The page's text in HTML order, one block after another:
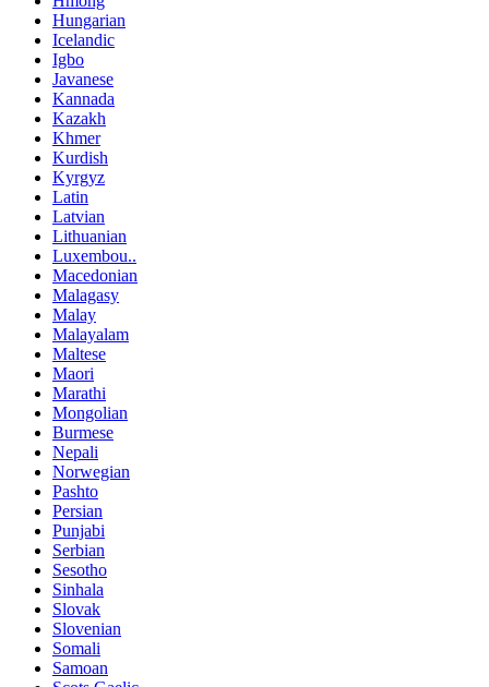
Hungarian
Icelandic
Igbo
Javanese
Kannada
Kazakh
Khmer
Kurdish
Kyrgyz
Latin
Latvian
Lithuanian
Luxembou..
Macedonian
Malagasy
Malay
Malayalam
Maltese
Maori
Marathi
Mongolian
Burmese
Nepali
Norwegian
Pashto
Persian
Punjabi
Serbian
Sesotho
Sinhala
Slovak
Slovenian
Somali
Samoan